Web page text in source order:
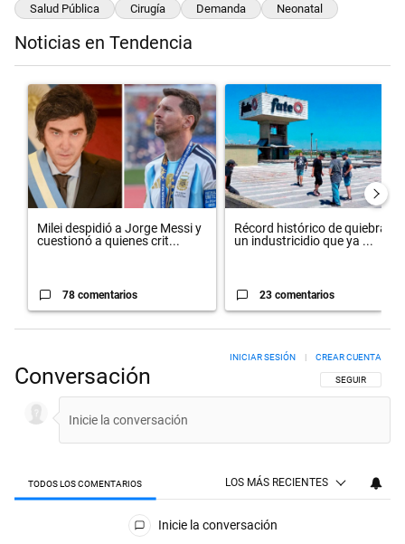
Salud Pública Cirugía Demanda Neonatal
Noticias en Tendencia
Un artículo de tendencia con el título "Milei despidió a Jorge Messi
Milei despidió a Jorge Messi y
cuestionó a quienes crit...
78 comentarios
Un artículo de tendencia con el
Récord histórico de quiebras y
un industricidio que ya ...
23 comentarios
Conversación SIGA ESTA
SEGUIR
INICIAR SESIÓN CREAR CUENTA
TODOS LOS COMENTARIOS LOS MÁS RECIENTES
Todos los comentarios
Inicie la conversación